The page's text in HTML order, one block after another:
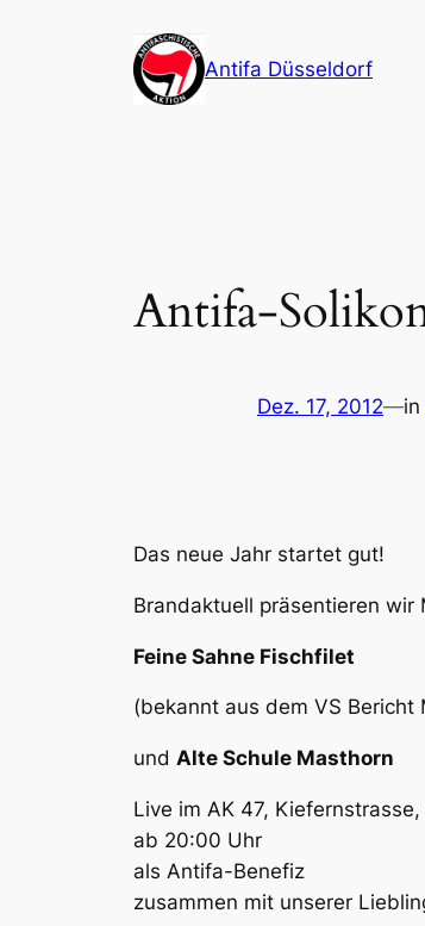
Antifa Düsseldorf
Antifa-
Dez. 17, 2012—in
Das neue Jahr startet gut!
Brandaktuell präsentieren wir
Feine Sahne Fischfilet
(bekannt aus dem VS Bericht
und Alte Schule Masthorn
Live im AK 47,
ab 20:00 Uhr
als Antifa-Benefiz
zusammen mit unserer